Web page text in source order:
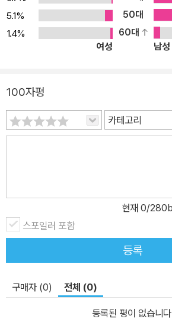
케이션을 통해 모든 콘티를 구성 각색했다.
현 할 수 없는 카메라 기법과 리얼한 배경 등
니메이션의 최고 승자로 만들었다. 87년 4월 〈유천 이야기〉를 제작
고 국내 영화제의 상을 휩쓸어 센세이션을
묘〉를 개봉시켜 역시 센세이션을 일으켰고
작된 〈마녀 키키의 특급배달〉이 흥행 박스
일본의 키네마 준보가 집계한 연간 흥행 순
7월 개봉된 〈붉은 돼지〉가 헐리우드의 〈원
행 기록 갱신. 93년 앙시 애니메이션 페스티
해 〈헤이세이 너구리 대전쟁〉이 국내 흥행에
공원〉을 꺾다. 애니메이션 최초로 아카데미
본 대표로 출품되었다. 1997년 7월 〈모노노
본 관객 1천 4백만 명을 동원하는 기록을 세웠다. 2002년
〈센과 치히로의 행방불명〉은 일본 최고의
이션으로는 최초로 베를린 영화제에서 최우
5.1%
50대
1.4%
60대
여성
남성
100자평
카테고리
현재 0/
스포일러 포함
등록
구매자 (0) 전체 (0)
등록된 평이 없습니